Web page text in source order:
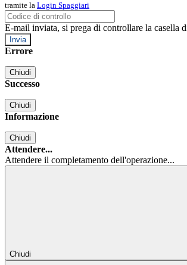
tramite la Login Spaggiari
E-mail inviata, si prega di controllare la casella
Errore
Chiudi
Successo
Chiudi
Informazione
Chiudi
Attendere...
Attendere il completamento dell'operazione...
Chiudi